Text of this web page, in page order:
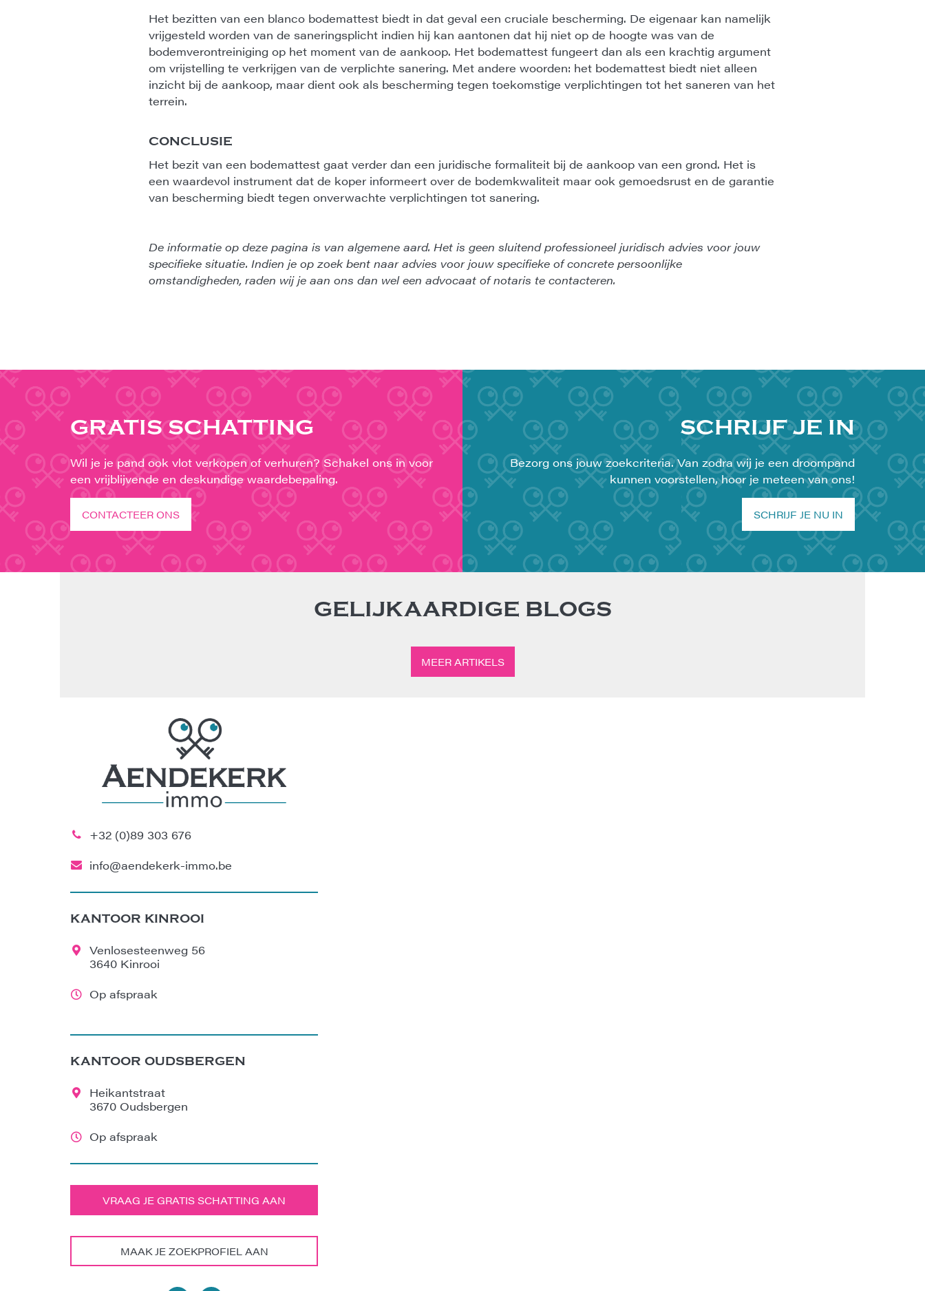
Het bezitten van een blanco bodemattest biedt in dat geval een cruciale bescherming. De eigenaar kan namelijk
vrijgesteld worden van de saneringsplicht indien hij kan aantonen dat hij niet op de hoogte was van de
bodemverontreiniging op het moment van de aankoop. Het bodemattest fungeert dan als een krachtig argument
om vrijstelling te verkrijgen van de verplichte sanering. Met andere woorden: het bodemattest biedt niet alleen
inzicht bij de aankoop, maar dient ook als bescherming tegen toekomstige verplichtingen tot het saneren van het
terrein.
CONCLUSIE
Het bezit van een bodemattest gaat verder dan een juridische formaliteit bij de aankoop van een grond. Het is
een waardevol instrument dat de koper informeert over de bodemkwaliteit maar ook gemoedsrust en de garantie
van bescherming biedt tegen onverwachte verplichtingen tot sanering.
De informatie op deze pagina is van algemene aard. Het is geen sluitend professioneel juridisch advies voor jouw
specifieke situatie. Indien je op zoek bent naar advies voor jouw specifieke of concrete persoonlijke
omstandigheden, raden wij je aan ons dan wel een advocaat of notaris te contacteren.
GRATIS SCHATTING
Wil je je pand ook vlot verkopen of verhuren? Schakel ons in voor
een vrijblijvende en deskundige waardebepaling.
CONTACTEER ONS
SCHRIJF JE IN
Bezorg ons jouw zoekcriteria. Van zodra wij je een droompand
kunnen voorstellen, hoor je meteen van ons!
SCHRIJF JE NU IN
GELIJKAARDIGE BLOGS
MEER ARTIKELS
+32 (0)89 303 676
info@aendekerk-immo.be
KANTOOR KINROOI
Venlosesteenweg 56
3640 Kinrooi
Op afspraak
KANTOOR OUDSBERGEN
Heikantstraat
3670 Oudsbergen
Op afspraak
VRAAG JE GRATIS SCHATTING AAN
MAAK JE ZOEKPROFIEL AAN